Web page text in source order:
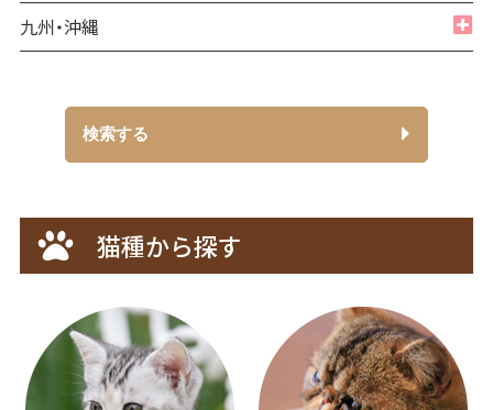
山梨県
茨城県
栃木県
静岡県
京都府
和歌山県
奈良県
山口県
広島県
鳥取県
岡山県
全て
愛媛県
高知県
九州・沖縄
福岡県
佐賀県
大分県
熊本県
鹿児島県
沖縄県
検索する
猫種から探す